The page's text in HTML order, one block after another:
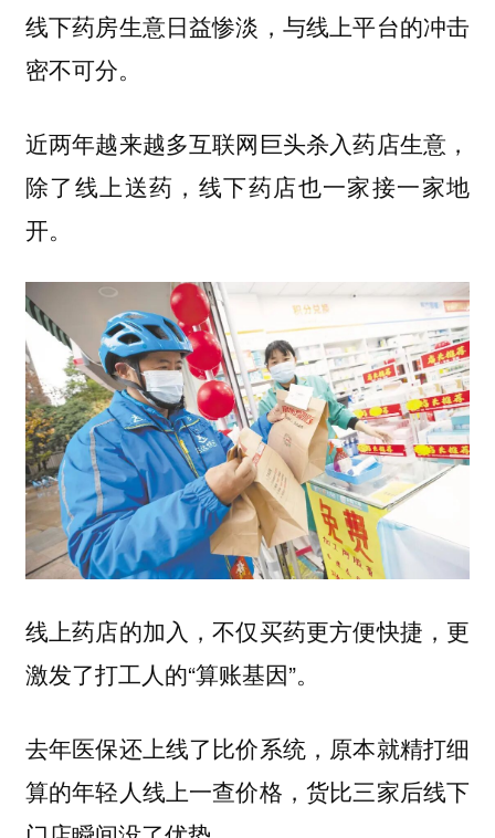
线下药房生意日益惨淡，与线上平台的冲击
密不可分。
近两年越来越多互联网巨头杀入药店生意，
除了线上送药，线下药店也一家接一家地
开。
线上药店的加入，不仅买药更方便快捷，更
激发了打工人的“算账基因”。
去年医保还上线了比价系统，原本就精打细
算的年轻人线上一查价格，货比三家后线下